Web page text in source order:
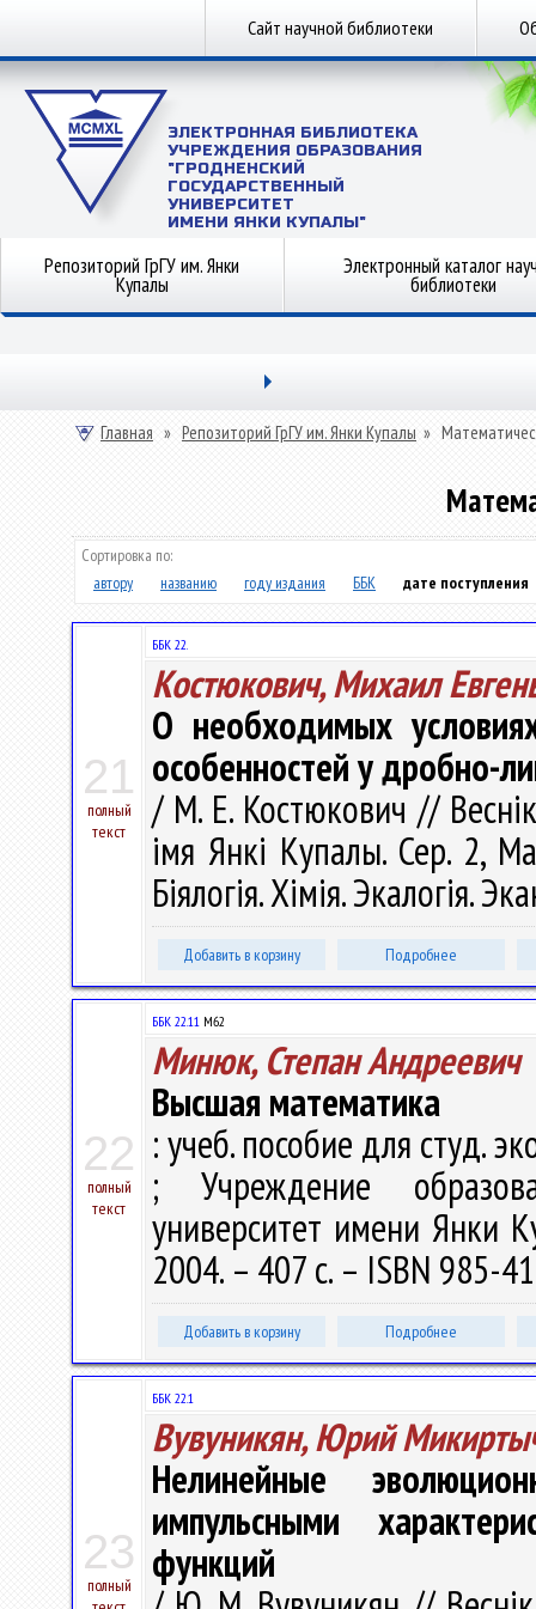
Сайт научной библиотеки
ЭЛЕКТРОННАЯ БИБЛИОТЕКА
УЧРЕЖДЕНИЯ ОБРАЗОВАНИЯ
"ГРОДНЕНСКИЙ
ГОСУДАРСТВЕННЫЙ
УНИВЕРСИТЕТ
ИМЕНИ ЯНКИ КУПАЛЫ"
Репозиторий ГрГУ им. Янки
Купалы
Электронный каталог
библиотеки
Главная » Репозиторий ГрГУ им. Янки Купалы »
Сортировка по:
автору
названию году издания ББК дате поступления
21
полный
текст
ББК 22.
Костюкович, Михаил
О необходимых
особенностей у дробно-
/ М. Е. Костюкович // Веснік
імя Янкі Купалы. Сер. 2,
Біялогія. Хімія. Экалогія.
Добавить в корзину Подробнее
22
полный
текст
ББК 22.11 М62
Минюк, Степан Андреевич
Высшая математика
: учеб. пособие для студ.
; Учреждение
университет имени Янки
2004. – 407 с. – ISBN 985-
Добавить в корзину Подробнее
23
полный
ББК 22.1
Вувуникян, Юрий
Нелинейные
импульсными
функций